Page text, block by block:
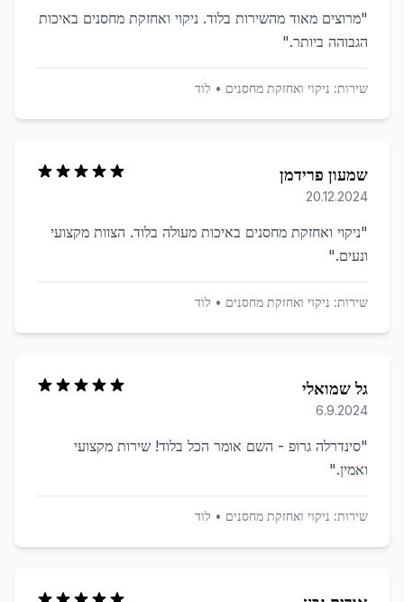
"מרוצים מאוד מהשירות בלוד. ניקוי ואחזקת מחסנים באיכות
הגבוהה ביותר."
שירות: ניקוי ואחזקת מחסנים • לוד
שמעון פרידמן
20.12.2024
"ניקוי ואחזקת מחסנים באיכות מעולה בלוד. הצוות מקצועי
ונעים."
שירות: ניקוי ואחזקת מחסנים • לוד
גל שמואלי
6.9.2024
"סינדרלה גרופ - השם אומר הכל בלוד! שירות מקצועי
ואמין."
שירות: ניקוי ואחזקת מחסנים • לוד